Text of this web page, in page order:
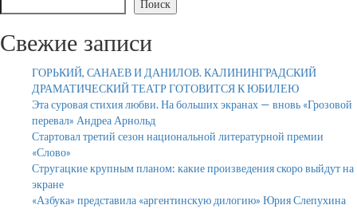
Поиск
Свежие записи
ГОРЬКИЙ, САНАЕВ И ДАНИЛОВ. КАЛИНИНГРАДСКИЙ
ДРАМАТИЧЕСКИЙ ТЕАТР ГОТОВИТСЯ К ЮБИЛЕЮ
Эта суровая стихия любви. На больших экранах — вновь «Грозовой
перевал» Андреа Арнольд
Стартовал третий сезон национальной литературной премии
«Слово»
Стругацкие крупным планом: какие произведения скоро выйдут на
экране
«Азбука» представила «аргентинскую дилогию» Юрия Слепухина